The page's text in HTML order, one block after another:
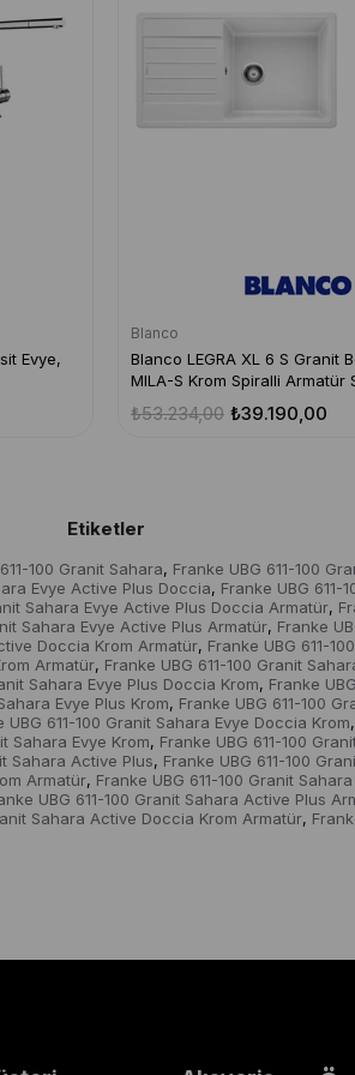
Evye,
Blanco
Blanco LEGRA XL 6 S Granit
MILA-S Krom Spiralli Armatür
₺39.190,00
₺53.234,00
Etiketler
100 Granit Sahara, Franke UBG 611-100
Evye Active Plus Doccia, Franke UBG 611-
Sahara Evye Active Plus Doccia Armatür,
Sahara Evye Active Plus Armatür, Franke
Doccia Krom Armatür, Franke UBG 611-
Armatür, Franke UBG 611-100 Granit
Sahara Evye Plus Doccia Krom, Franke
Evye Plus Krom, Franke UBG 611-100
UBG 611-100 Granit Sahara Evye Doccia Krom,
Sahara Evye Krom, Franke UBG 611-100
Sahara Active Plus, Franke UBG 611-100
Armatür, Franke UBG 611-100 Granit
UBG 611-100 Granit Sahara Active Plus
Sahara Active Doccia Krom Armatür,